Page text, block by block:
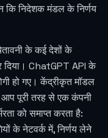
न कि निदेशक मंडल के निर्णय
के कई देशों के
दिया। ChatGPT API के
हो गए। केंद्रीकृत मॉडल
आप पूरी तरह से एक कंपनी
को समाप्त करता है:
के नेटवर्क में, निर्णय लेने